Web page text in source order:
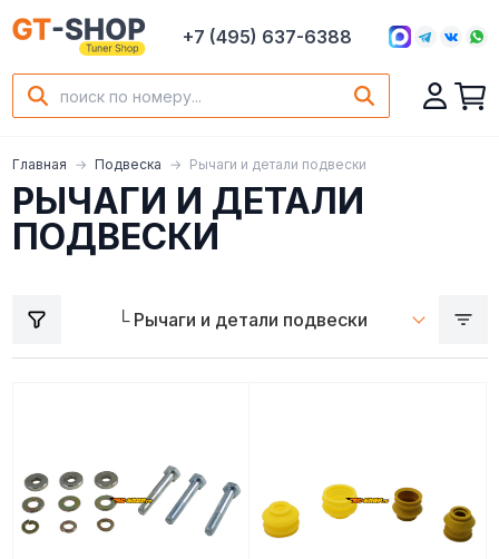
+7 (495) 637-6388
Главная Подвеска Рычаги и детали подвески
РЫЧАГИ И ДЕТАЛИ
ПОДВЕСКИ